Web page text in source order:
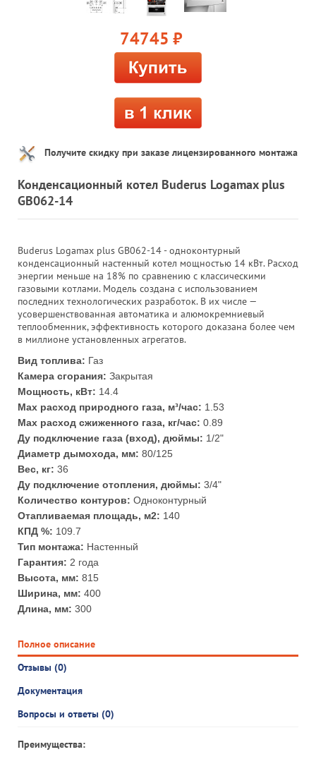
74745 руб.
Получите скидку при заказе лицензированного монтажа
Конденсационный котел Buderus Logamax plus
GB062-14
Buderus Logamax plus GB062-14 - одноконтурный
конденсационный настенный котел мощностью 14 кВт. Расход
энергии меньше на 18% по сравнению с классическими
газовыми котлами. Модель создана с использованием
последних технологических разработок. В их числе —
усовершенствованная автоматика и алюмокремниевый
теплообменник, эффективность которого доказана более чем
в миллионе установленных агрегатов.
Вид топлива: Газ
Камера сгорания: Закрытая
Мощность, кВт: 14.4
Max расход природного газа, м³/час: 1.53
Max расход сжиженного газа, кг/час: 0.89
Ду подключение газа (вход), дюймы: 1/2"
Диаметр дымохода, мм: 80/125
Вес, кг: 36
Ду подключение отопления, дюймы: 3/4"
Количество контуров: Одноконтурный
Отапливаемая площадь, м2: 140
КПД %: 109.7
Тип монтажа: Настенный
Гарантия: 2 года
Высота, мм: 815
Ширина, мм: 400
Длина, мм: 300
Полное описание
Отзывы (0)
Документация
Вопросы и ответы (0)
Преимущества: